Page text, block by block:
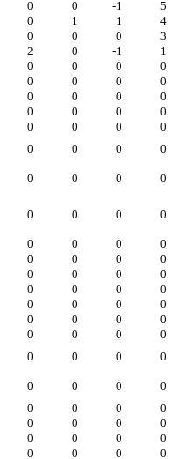
0 0 -1 5
0 1 1 4
0 0 0 3
2 0 -1 1
0 0 0 0
0 0 0 0
0 0 0 0
0 0 0 0
0 0 0 0
0 0 0 0
0 0 0 0
0 0 0 0
0 0 0 0
0 0 0 0
0 0 0 0
0 0 0 0
0 0 0 0
0 0 0 0
0 0 0 0
0 0 0 0
0 0 0 0
0 0 0 0
0 0 0 0
0 0 0 0
0 0 0 0